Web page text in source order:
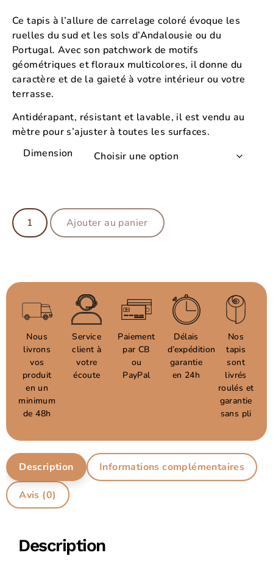
Ce tapis à l’allure de carrelage coloré évoque les
ruelles du sud et les sols d’Andalousie ou du
Portugal. Avec son patchwork de motifs
géométriques et floraux multicolores, il donne du
caractère et de la gaieté à votre intérieur ou votre
terrasse.
Antidérapant, résistant et lavable, il est vendu au
mètre pour s’ajuster à toutes les surfaces.
Dimension
Ajouter au panier
Nous
livrons
vos
produit
en un
minimum
de 48h
Service
client à
votre
écoute
Paiement
par CB
ou
PayPal
Délais
d’expédition
garantie
en 24h
Nos
tapis
sont
livrés
roulés et
garantie
sans pli
Description Informations complémentaires
Avis (0)
Description